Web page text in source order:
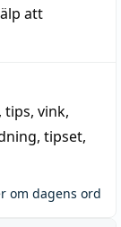
att
, tips, vink,
tipset,
om dagens ord